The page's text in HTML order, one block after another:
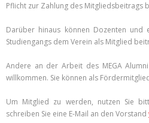
Pflicht zur Zahlung des Mitgliedsbeitrags
Darüber hinaus können Dozenten und
Studiengangs dem Verein als Mitglied
Andere an der Arbeit des MEGA
willkommen. Sie können als
Um Mitglied zu werden, nutzen Sie
schreiben Sie eine E-Mail an den Vorstand